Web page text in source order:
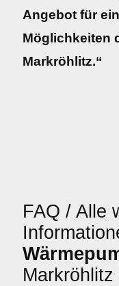
Angebot für
Möglichkeiten
Markröhlitz.“
FAQ / Alle
Markröhlitz